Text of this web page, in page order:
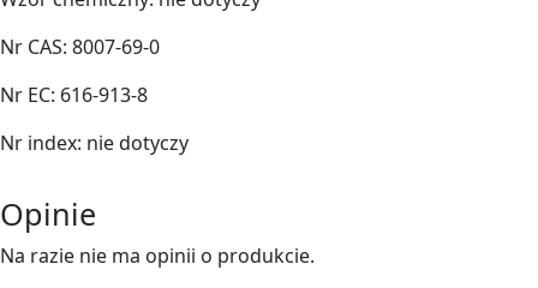
Nr CAS: 8007-69-0
Nr EC: 616-913-8
Nr index: nie dotyczy
Opinie
Na razie nie ma opinii o produkcie.